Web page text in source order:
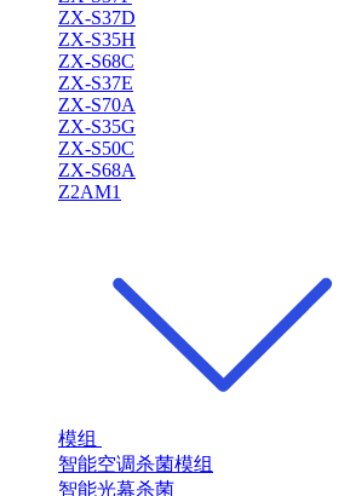
ZX-S37D
ZX-S35H
ZX-S68C
ZX-S37E
ZX-S70A
ZX-S35G
ZX-S50C
ZX-S68A
Z2AM1
模组
智能空调杀菌模组
智能光幕杀菌